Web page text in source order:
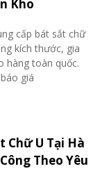
Kho
cấp bát sắt chữ
kích thước, gia
hàng toàn quốc.
giá
Chữ U Tại Hà
Theo Yêu